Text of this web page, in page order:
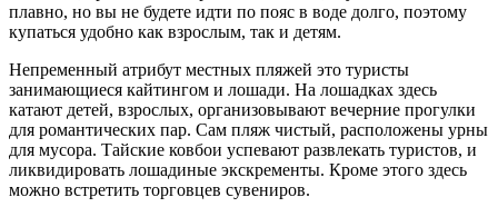
плавно, но вы не будете идти по пояс в воде долго, поэтому
купаться удобно как взрослым, так и детям.
Непременный атрибут местных пляжей это туристы
занимающиеся кайтингом и лошади. На лошадках здесь
катают детей, взрослых, организовывают вечерние прогулки
для романтических пар. Сам пляж чистый, расположены урны
для мусора. Тайские ковбои успевают развлекать туристов, и
ликвидировать лошадиные экскременты. Кроме этого здесь
можно встретить торговцев сувениров.